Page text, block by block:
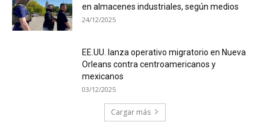
en almacenes industriales, según medios
24/12/2025
EE.UU. lanza operativo migratorio en Nueva
Orleans contra centroamericanos y
mexicanos
03/12/2025
Cargar más